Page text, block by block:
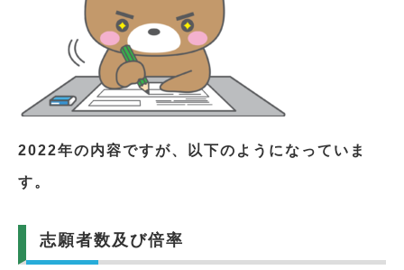
2022年の内容ですが、以下のようになっていま
す。
志願者数及び倍率